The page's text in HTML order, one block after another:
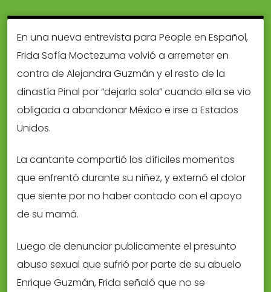
En una nueva entrevista para People en Español,
Frida Sofía Moctezuma volvió a arremeter en
contra de Alejandra Guzmán y el resto de la
dinastía Pinal por “dejarla sola” cuando ella se vio
obligada a abandonar México e irse a Estados
Unidos.
La cantante compartió los díficiles momentos
que enfrentó durante su niñez, y externó el dolor
que siente por no haber contado con el apoyo
de su mamá.
Luego de denunciar publicamente el presunto
abuso sexual que sufrió por parte de su abuelo
Enrique Guzmán, Frida señaló que no se